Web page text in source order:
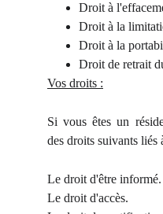
Droit à
Droit à la
Droit à la
Droit de retrait
Vos droits :
Si vous êtes un
des droits suivants liés
Le droit d'être informé.
Le droit d'accès.